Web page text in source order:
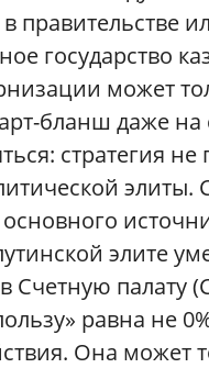
правительстве
государство
может
бланш даже
стратегия
элите
Счетную
равна не
Она может